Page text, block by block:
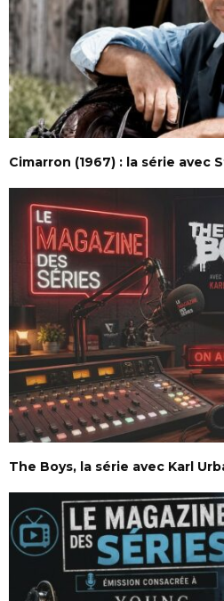
Cimarron (1967) : la série avec
The Boys, la série avec Karl